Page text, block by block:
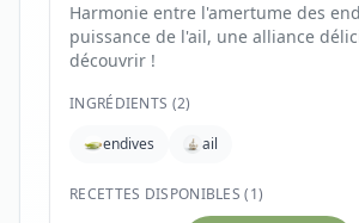
Harmonie entre l'amertume des
puissance de l'ail, une alliance
découvrir !
INGRÉDIENTS (2)
endives
ail
RECETTES DISPONIBLES (1)